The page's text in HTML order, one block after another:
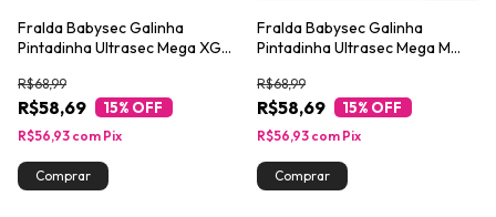
Fralda Babysec Galinha
Pintadinha Ultrasec Mega XG
R$58,69
R$68,99
15% OFF
R$56,93 com Pix
Fralda Babysec Galinha
Pintadinha Ultrasec Mega M
R$58,69
R$68,99
15% OFF
R$56,93 com Pix